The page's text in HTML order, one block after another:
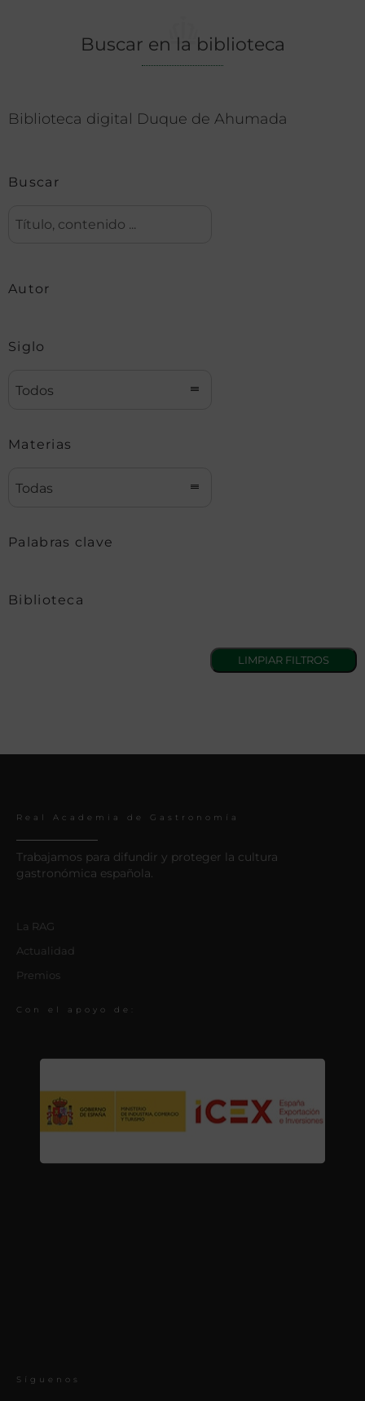
Buscar en la biblioteca
Biblioteca digital Duque de Ahumada
Buscar
Autor
Siglo
Todos
Materias
Todas
Palabras clave
Biblioteca
Real Academia de Gastronomía
Trabajamos para difundir y proteger la cultura
gastronómica española.
La RAG
Actualidad
Premios
Con el apoyo de:
Síguenos